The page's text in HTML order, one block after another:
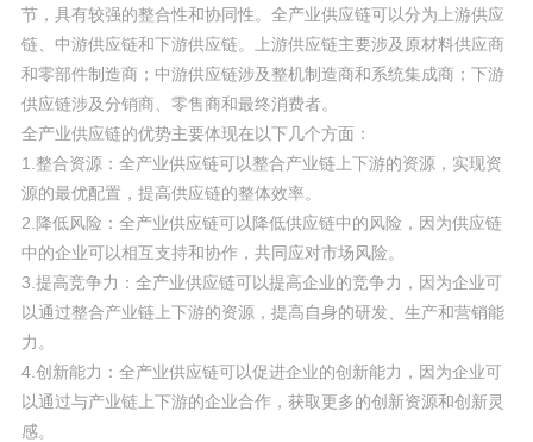
节，具有较强的整合性和协同性。全产业供应链可以分为上游供应
链、中游供应链和下游供应链。上游供应链主要涉及原材料供应商
和零部件制造商；中游供应链涉及整机制造商和系统集成商；下游
供应链涉及分销商、零售商和最终消费者。
全产业供应链的优势主要体现在以下几个方面：
1.整合资源：全产业供应链可以整合产业链上下游的资源，实现资
源的最优配置，提高供应链的整体效率。
2.降低风险：全产业供应链可以降低供应链中的风险，因为供应链
中的企业可以相互支持和协作，共同应对市场风险。
3.提高竞争力：全产业供应链可以提高企业的竞争力，因为企业可
以通过整合产业链上下游的资源，提高自身的研发、生产和营销能
力。
4.创新能力：全产业供应链可以促进企业的创新能力，因为企业可
以通过与产业链上下游的企业合作，获取更多的创新资源和创新灵
感。